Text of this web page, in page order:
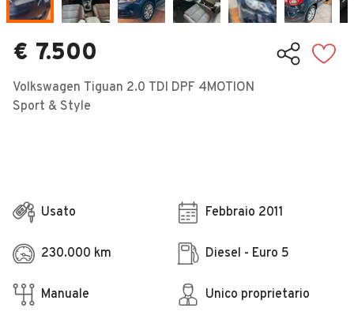
Concessionari
€ 7.500
Volkswagen Tiguan 2.0 TDI DPF 4MOTION
Sport & Style
Usato Febbraio 2011
230.000 km Diesel - Euro 5
Manuale Unico proprietario